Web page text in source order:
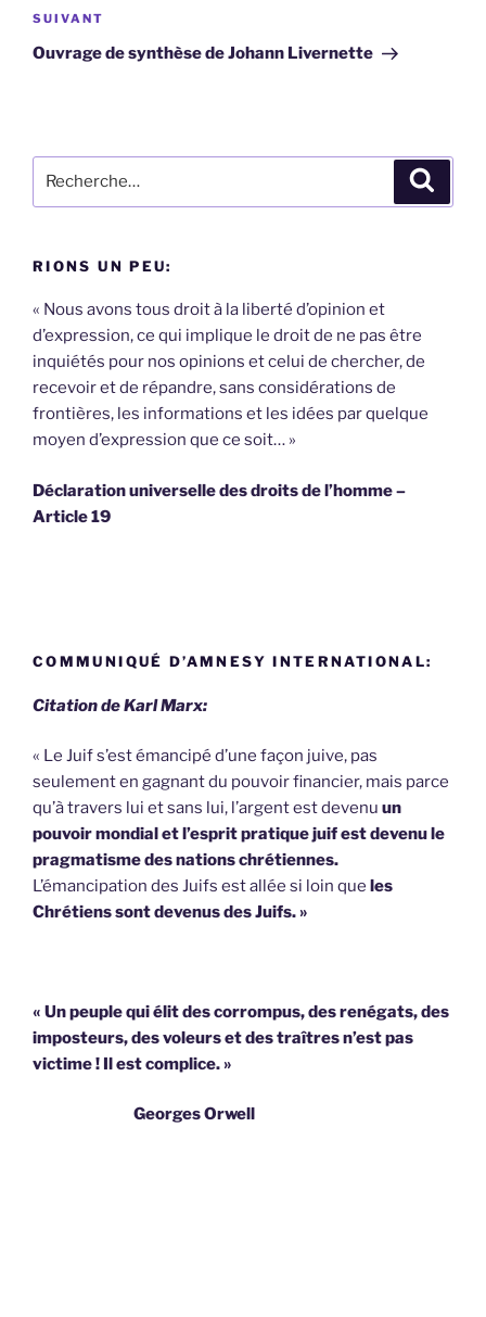
Article
suivant
SUIVANT
Ouvrage de synthèse de Johann Livernette
pour
RIONS UN PEU:
« Nous avons tous droit à la liberté d’opinion et
d’expression, ce qui implique le droit de ne pas être
inquiétés pour nos opinions et celui de chercher, de
recevoir et de répandre, sans considérations de
frontières, les informations et les idées par quelque
moyen d’expression que ce soit… »
Déclaration universelle des droits de l’homme –
Article 19
COMMUNIQUÉ D’AMNESY INTERNATIONAL:
Citation de Karl Marx:
« Le Juif s’est émancipé d’une façon juive, pas
seulement en gagnant du pouvoir financier, mais parce
qu’à travers lui et sans lui, l’argent est devenu un
pouvoir mondial et l’esprit pratique juif est devenu le
pragmatisme des nations chrétiennes.
L’émancipation des Juifs est allée si loin que les
Chrétiens sont devenus des Juifs. »
« Un peuple qui élit des corrompus, des renégats, des
imposteurs, des voleurs et des traîtres n’est pas
victime ! Il est complice. »
Georges Orwell